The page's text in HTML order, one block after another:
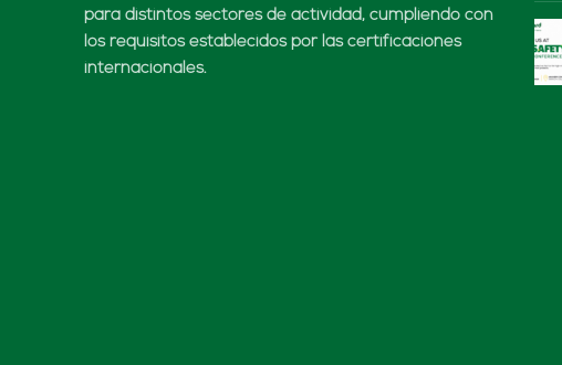
para distintos sectores de actividad, cumpliendo con
los requisitos establecidos por las certificaciones
internacionales.